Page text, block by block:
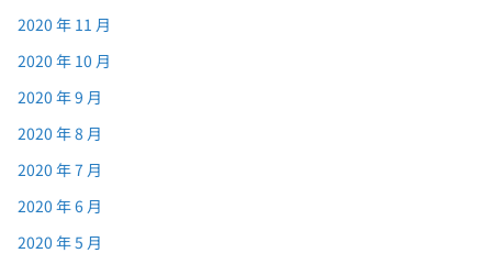
2020 年 11 月
2020 年 10 月
2020 年 9 月
2020 年 8 月
2020 年 7 月
2020 年 6 月
2020 年 5 月